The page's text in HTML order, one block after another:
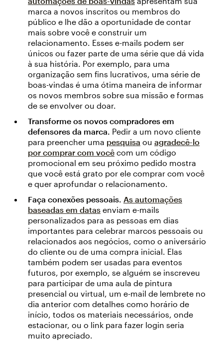
marca a novos inscritos ou membros do
público e lhe dão a oportunidade de contar
mais sobre você e construir um
relacionamento. Esses e-mails podem ser
únicos ou fazer parte de uma série que dá vida
à sua história. Por exemplo, para uma
organização sem fins lucrativos, uma série de
boas-vindas é uma ótima maneira de informar
os novos membros sobre sua missão e formas
de se envolver ou doar.
Transforme os novos compradores em
defensores da marca. Pedir a um novo cliente
para preencher uma pesquisa ou agradecê-lo
por comprar com você com um código
promocional em seu próximo pedido mostra
que você está grato por ele comprar com você
e quer aprofundar o relacionamento.
Faça conexões pessoais. As automações
baseadas em datas enviam e-mails
personalizados para as pessoas em dias
importantes para celebrar marcos pessoais ou
relacionados aos negócios, como o aniversário
do cliente ou de uma compra inicial. Elas
também podem ser usadas para eventos
futuros, por exemplo, se alguém se inscreveu
para participar de uma aula de pintura
presencial ou virtual, um e-mail de lembrete no
dia anterior com detalhes como horário de
início, todos os materiais necessários, onde
estacionar, ou o link para fazer login seria
muito apreciado.